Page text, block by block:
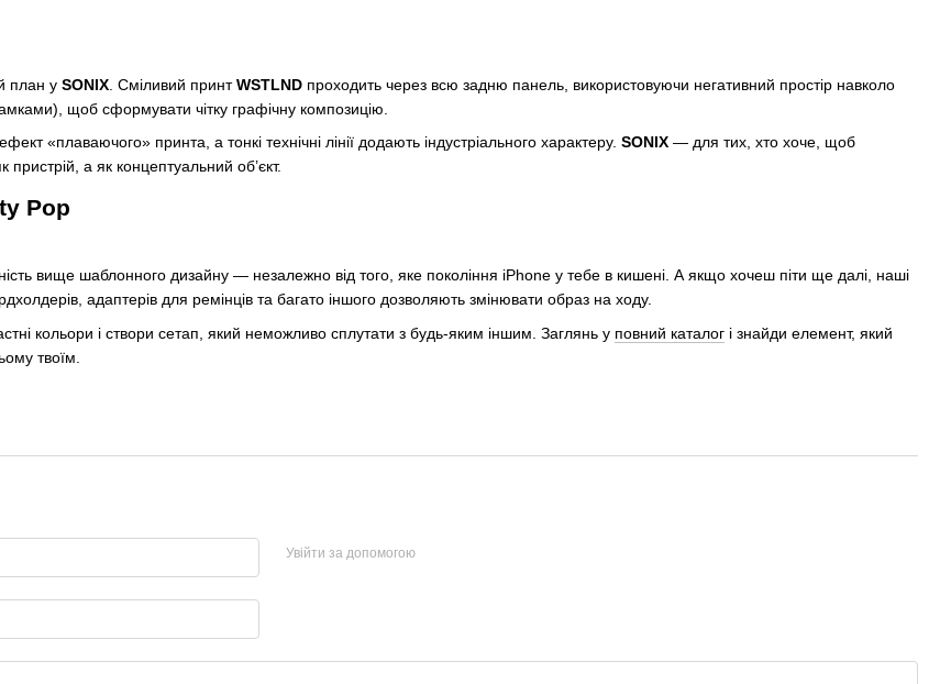
план у SONIX . Сміливий принтWSTLND проходить через всю задню панель, використовуючи негативний простір навколо
щоб сформувати чітку графічну композицію.
«плаваючого» принта, а тонкі технічні лінії додають індустріального характеру. SONIX — для тих, хто хоче, щоб
а як концептуальний об’єкт.
Pop
вище шаблонного дизайну — незалежно від того, яке покоління iPhone у тебе в кишені. А якщо хочеш піти ще далі, наші
адаптерів для ремінців та багато іншого дозволяють змінювати образ на ходу.
кольори і створи сетап, який неможливо сплутати з будь-яким іншим. Заглянь у повний каталог і знайди елемент, який
твоїм.
Увійти за допомогою